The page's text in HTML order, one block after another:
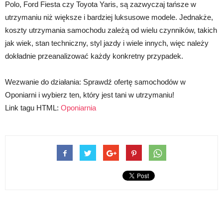
Polo, Ford Fiesta czy Toyota Yaris, są zazwyczaj tańsze w
utrzymaniu niż większe i bardziej luksusowe modele. Jednakże,
koszty utrzymania samochodu zależą od wielu czynników, takich
jak wiek, stan techniczny, styl jazdy i wiele innych, więc należy
dokładnie przeanalizować każdy konkretny przypadek.
Wezwanie do działania: Sprawdź ofertę samochodów w
Oponiarni i wybierz ten, który jest tani w utrzymaniu!
Link tagu HTML: Oponiarnia